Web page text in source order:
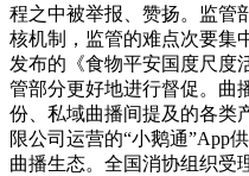
程之中被举报、赞扬。监管
核机制，监管的难点次要集
发布的《食物平安国度尺度
管部分更好地进行督促。曲
份、私域曲播间提及的各类
限公司运营的“小鹅通”App
曲播生态。全国消协组织受